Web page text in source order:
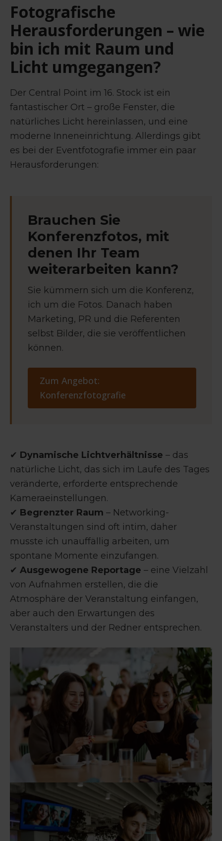
Fotografische
Herausforderungen – wie
bin ich mit Raum und
Licht umgegangen?
Der Central Point im 16. Stock ist ein
fantastischer Ort – große Fenster, die
natürliches Licht hereinlassen, und eine
moderne Inneneinrichtung. Allerdings gibt
es bei der Eventfotografie immer ein paar
Herausforderungen:
Brauchen Sie
Konferenzfotos, mit
denen Ihr Team
weiterarbeiten kann?
Sie kümmern sich um die Konferenz,
ich um die Fotos. Danach haben
Marketing, PR und die Referenten
selbst Bilder, die sie veröffentlichen
können.
Zum Angebot:
Konferenzfotografie
✔ Dynamische Lichtverhältnisse – das
natürliche Licht, das sich im Laufe des Tages
veränderte, erforderte entsprechende
Kameraeinstellungen.
✔ Begrenzter Raum – Networking-
Veranstaltungen sind oft intim, daher
musste ich unauffällig arbeiten, um
spontane Momente einzufangen.
✔ Ausgewogene Reportage – eine Vielzahl
von Aufnahmen erstellen, die die
Atmosphäre der Veranstaltung einfangen,
aber auch den Erwartungen des
Veranstalters und der Redner entsprechen.